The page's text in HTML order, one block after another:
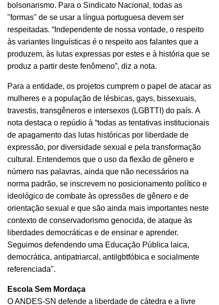
bolsonarismo. Para o Sindicato Nacional, todas as
"formas" de se usar a língua portuguesa devem ser
respeitadas. “Independente de nossa vontade, o respeito
às variantes linguísticas é o respeito aos falantes que a
produzem, às lutas expressas por estes e à história que se
produz a partir deste fenômeno”, diz a nota.
Para a entidade, os projetos cumprem o papel de atacar as
mulheres e a população de lésbicas, gays, bissexuais,
travestis, transgêneros e intersexos (LGBTTI) do país. A
nota destaca o repúdio à “todas as tentativas institucionais
de apagamento das lutas históricas por liberdade de
expressão, por diversidade sexual e pela transformação
cultural. Entendemos que o uso da flexão de gênero e
número nas palavras, ainda que não necessários na
norma padrão, se inscrevem no posicionamento político e
ideológico de combate às opressões de gênero e de
orientação sexual e que são ainda mais importantes neste
contexto de conservadorismo genocida, de ataque às
liberdades democráticas e de ensinar e aprender.
Seguimos defendendo uma Educação Pública laica,
democrática, antipatriarcal, antilgbtfóbica e socialmente
referenciada".
Escola Sem Mordaça
O ANDES-SN defende a liberdade de cátedra e a livre